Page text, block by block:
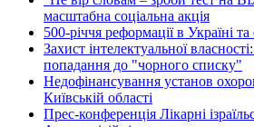
масштабна соціальна акція
500-річчя реформації в Україні та
Захист інтелектуальної
попадання до "чорного списку"
Недофінансування установ
Київській області
Прес-конференція Лікарні